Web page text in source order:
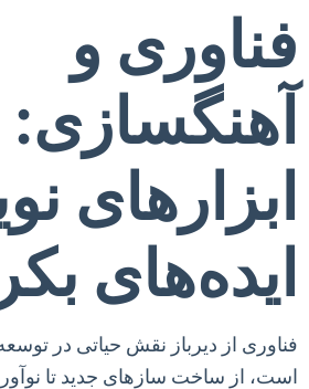
فناوری و
آهنگسازی:
ابزارهای
ایده‌های بکر
فناوری از دیرباز نقش حیاتی در
است، از ساخت سازهای جدید تا